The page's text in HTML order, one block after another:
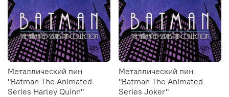
Металлический пин
"Batman The Animated
Series Harley Quinn"
Металлический пин
"Batman The Animated
Series Joker"